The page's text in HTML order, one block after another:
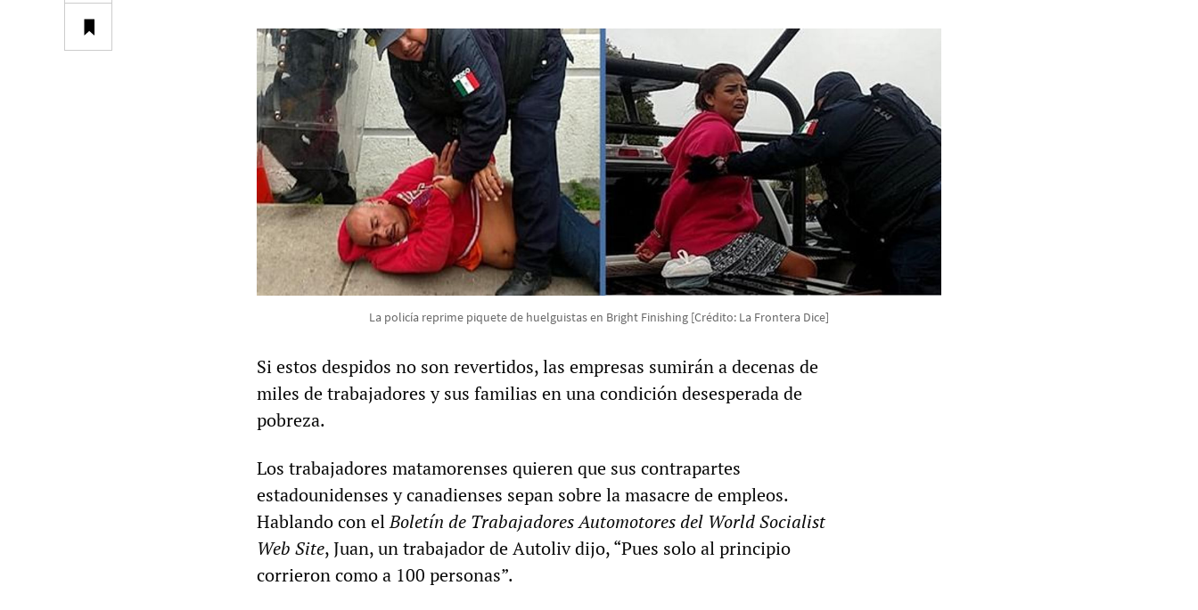
La policía reprime piquete de huelguistas en Bright Finishing [Crédito: La Frontera Dice]
Si estos despidos no son revertidos, las empresas sumirán a decenas de
miles de trabajadores y sus familias en una condición desesperada de
pobreza.
Los trabajadores matamorenses quieren que sus contrapartes
estadounidenses y canadienses sepan sobre la masacre de empleos.
Hablando con elBoletín de Trabajadores Automotores del World Socialist
Web Site, Juan, un trabajador de Autoliv dijo, “Pues solo al principio
corrieron como a 100 personas”.